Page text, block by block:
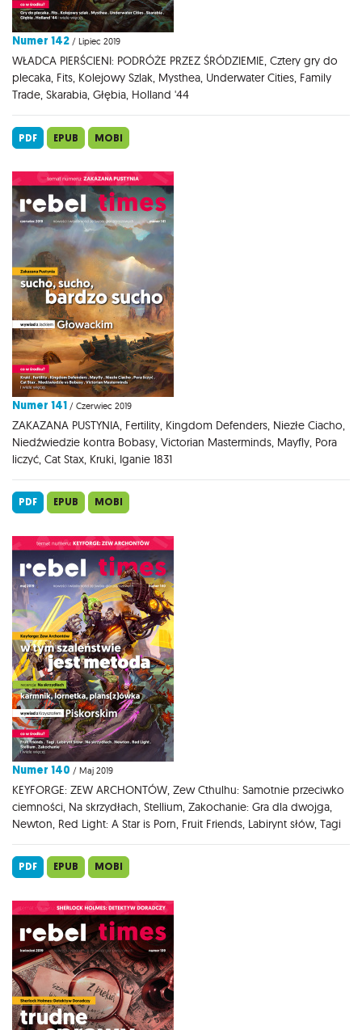
Numer 142 / Lipiec 2019
WŁADCA PIERŚCIENI: PODRÓŻE PRZEZ ŚRÓDZIEMIE, Cztery gry do
plecaka, Fits, Kolejowy Szlak, Mysthea, Underwater Cities, Family
Trade, Skarabia, Głębia, Holland '44
PDF EPUB MOBI
Numer 141 / Czerwiec 2019
ZAKAZANA PUSTYNIA, Fertility, Kingdom Defenders, Niezłe Ciacho,
Niedźwiedzie kontra Bobasy, Victorian Masterminds, Mayfly, Pora
liczyć, Cat Stax, Kruki, Iganie 1831
PDF EPUB MOBI
Numer 140 / Maj 2019
KEYFORGE: ZEW ARCHONTÓW, Zew Cthulhu: Samotnie przeciwko
ciemności, Na skrzydłach, Stellium, Zakochanie: Gra dla dwojga,
Newton, Red Light: A Star is Porn, Fruit Friends, Labirynt słów, Tagi
PDF EPUB MOBI